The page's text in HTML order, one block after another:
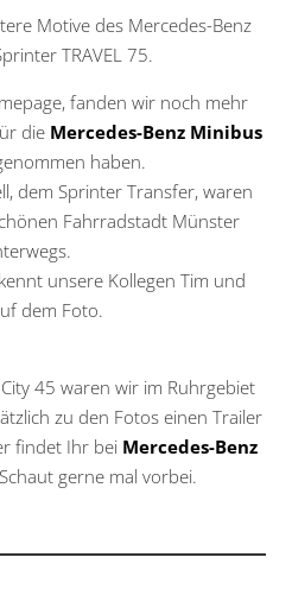
Motive des Mercedes-Benz
TRAVEL 75.
fanden wir noch mehr
die Mercedes-Benz Minibus
haben.
dem Sprinter Transfer, waren
Fahrradstadt Münster
unsere Kollegen Tim und
dem Foto.
45 waren wir im Ruhrgebiet
zu den Fotos einen Trailer
findet Ihr bei Mercedes-Benz
gerne mal vorbei.